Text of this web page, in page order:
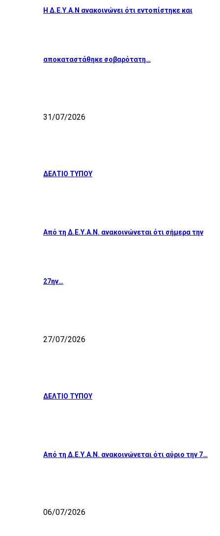
Η Δ.Ε.Υ.Α.Ν ανακοινώνει ότι εντοπίστηκε και
αποκαταστάθηκε σοβαρότατη…
31/07/2026
ΔΕΛΤΙΟ ΤΥΠΟΥ
Από τη Δ.Ε.Υ.Α.Ν. ανακοινώνεται ότι σήμερα την
27ην…
27/07/2026
ΔΕΛΤΙΟ ΤΥΠΟΥ
Από τη Δ.Ε.Υ.Α.Ν. ανακοινώνεται ότι αύριο την 7…
06/07/2026